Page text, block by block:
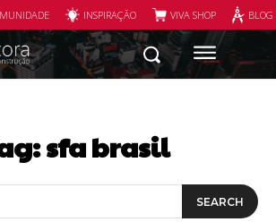
INSPIRAÇÃO VIVA SHOP
sfa brasil
SEARCH